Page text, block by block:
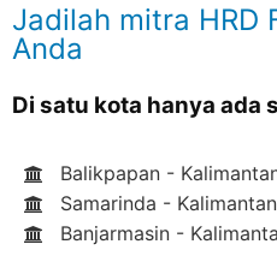
Jadilah mitra HRD
Anda
Di satu kota hanya ada
Balikpapan -
Samarinda -
Banjarmasin -